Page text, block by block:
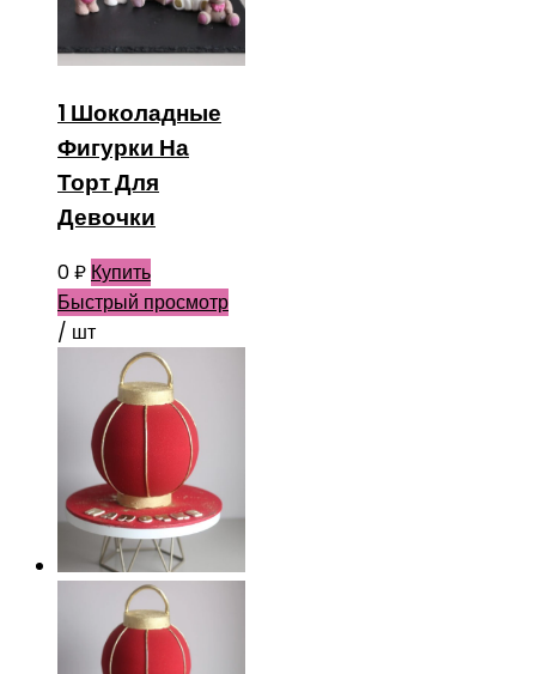
1 Шоколадные
Фигурки На
Торт Для
Девочки
0₽ Купить
Быстрый просмотр
/ шт